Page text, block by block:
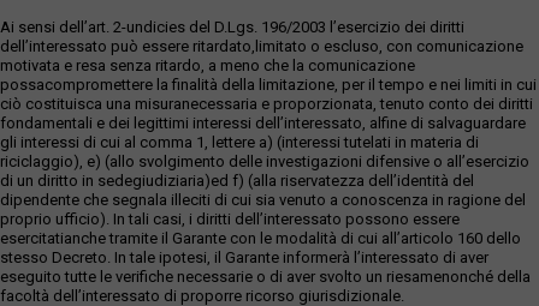
Ai sensi dell’art. 2-undicies del D.Lgs. 196/2003 l’esercizio dei diritti
dell’interessato può essere ritardato,limitato o escluso, con comunicazione
motivata e resa senza ritardo, a meno che la comunicazione
possacompromettere la finalità della limitazione, per il tempo e nei limiti in cui
ciò costituisca una misuranecessaria e proporzionata, tenuto conto dei diritti
fondamentali e dei legittimi interessi dell’interessato, alfine di salvaguardare
gli interessi di cui al comma 1, lettere a) (interessi tutelati in materia di
riciclaggio), e) (allo svolgimento delle investigazioni difensive o all’esercizio
di un diritto in sedegiudiziaria)ed f) (alla riservatezza dell’identità del
dipendente che segnala illeciti di cui sia venuto a conoscenza in ragione del
proprio ufficio). In tali casi, i diritti dell’interessato possono essere
esercitatianche tramite il Garante con le modalità di cui all’articolo 160 dello
stesso Decreto. In tale ipotesi, il Garante informerà l’interessato di aver
eseguito tutte le verifiche necessarie o di aver svolto un riesamenonché della
facoltà dell’interessato di proporre ricorso giurisdizionale.